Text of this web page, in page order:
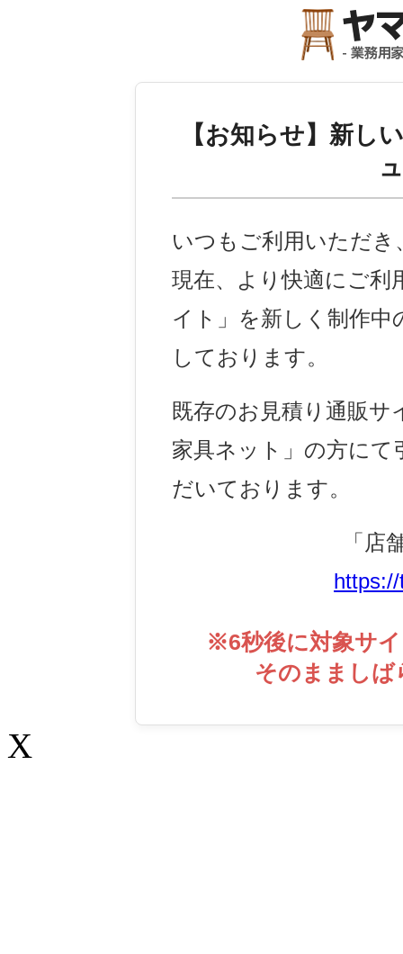
【お知らせ】 新し
いつもご利用いただ
現在、より快適にご利
イト」を新しく制作
しております。
既存のお見積り通販
家具ネット」の方に
だいております。
「店
※6秒後に対象サ
そのまましば
X